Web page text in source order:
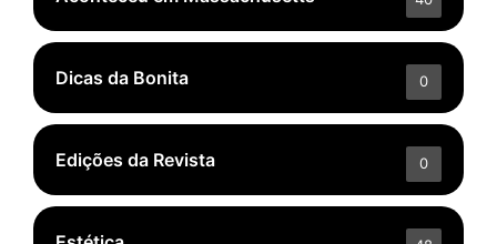
Dicas da Bonita 0
Edições da Revista 0